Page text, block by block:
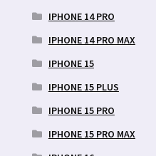
IPHONE 14 PRO
IPHONE 14 PRO MAX
IPHONE 15
IPHONE 15 PLUS
IPHONE 15 PRO
IPHONE 15 PRO MAX